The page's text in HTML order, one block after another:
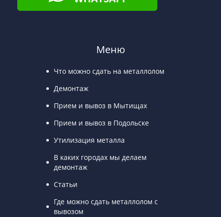
Меню
Что можно сдать на металлолом
Демонтаж
Прием и вывоз в Мытищах
Прием и вывоз в Подольске
Утилизация металла
В каких городах мы делаем
демонтаж
Статьи
Где можно сдать металлолом с
вывозом